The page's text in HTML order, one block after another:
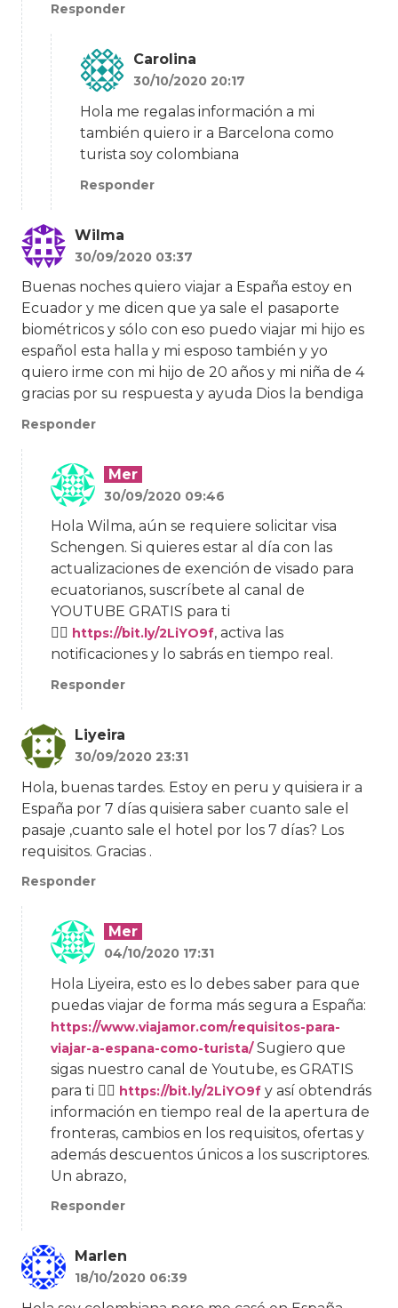
Responder
Carolina
30/10/2020 20:17
Hola me regalas información a mi
también quiero ir a Barcelona como
turista soy colombiana
Responder
Wilma
30/09/2020 03:37
Buenas noches quiero viajar a España estoy en
Ecuador y me dicen que ya sale el pasaporte
biométricos y sólo con eso puedo viajar mi hijo es
español esta halla y mi esposo también y yo
quiero irme con mi hijo de 20 años y mi niña de 4
gracias por su respuesta y ayuda Dios la bendiga
Responder
Mer
30/09/2020 09:46
Hola Wilma, aún se requiere solicitar visa
Schengen. Si quieres estar al día con las
actualizaciones de exención de visado para
ecuatorianos, suscríbete al canal de
YOUTUBE GRATIS para ti
👉🏻 https://bit.ly/2LiYO9f, activa las
notificaciones y lo sabrás en tiempo real.
Responder
Liyeira
30/09/2020 23:31
Hola, buenas tardes. Estoy en peru y quisiera ir a
España por 7 días quisiera saber cuanto sale el
pasaje ,cuanto sale el hotel por los 7 días? Los
requisitos. Gracias .
Responder
Mer
04/10/2020 17:31
Hola Liyeira, esto es lo debes saber para que
puedas viajar de forma más segura a España:
https://www.viajamor.com/requisitos-para-
viajar-a-espana-como-turista/Sugiero que
sigas nuestro canal de Youtube, es GRATIS
para ti 👉🏻 https://bit.ly/2LiYO9f y así obtendrás
información en tiempo real de la apertura de
fronteras, cambios en los requisitos, ofertas y
además descuentos únicos a los suscriptores.
Un abrazo,
Responder
Marlen
18/10/2020 06:39